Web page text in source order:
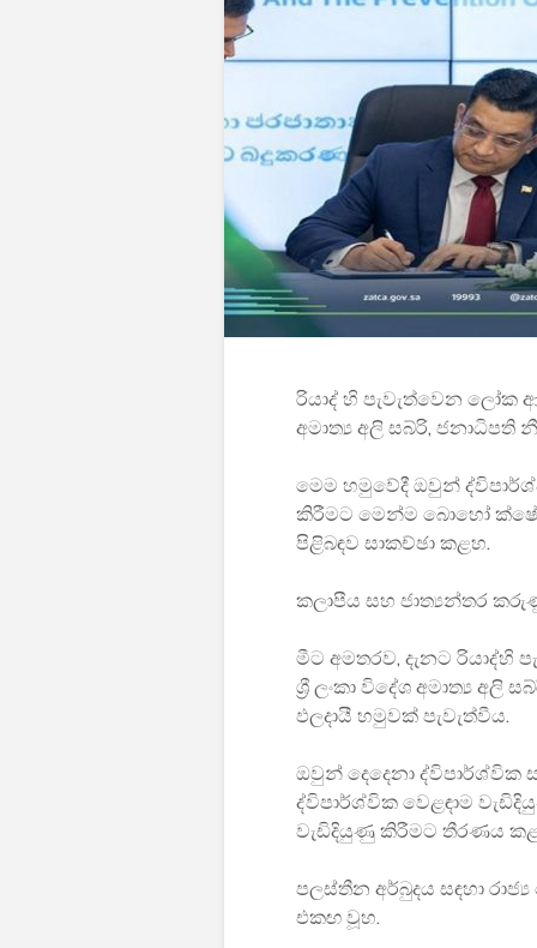
රියාද් හි පැවැත්වෙන ලෝක
අමාත්‍ය අලි සබ්රි, ජනාධිපති
මෙම හමුවේදී ඔවුන්
කිරීමට මෙන්ම බොහෝ
පිළිබඳව සාකච්ඡා කළහ.
කලාපීය සහ ජාත්‍යන්තර
මීට අමතරව, දැනට රියාද්හි
ශ්‍රී ලංකා විදේශ අමාත්‍ය අලි
ඵලදායී හමුවක් පැවැත්වීය.
ඔවුන් දෙදෙනා
ද්විපාර්ශ්වික වෙළඳාම
වැඩිදියුණු කිරීමට තීරණය
පලස්තීන අර්බුදය සඳහා
එකඟ වූහ.